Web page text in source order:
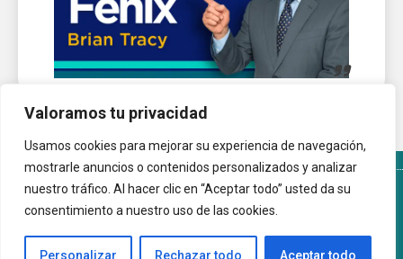
Valoramos tu privacidad
Usamos cookies para mejorar su experiencia de navegación,
mostrarle anuncios o contenidos personalizados y analizar
nuestro tráfico. Al hacer clic en “Aceptar todo” usted da su
consentimiento a nuestro uso de las cookies.
Personalizar Rechazar todo Aceptar todo
Política de Cookies